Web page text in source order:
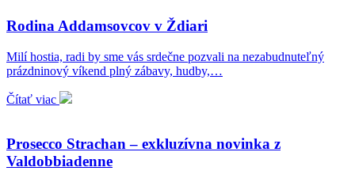
Rodina Addamsovcov v Ždiari
Milí hostia, radi by sme vás srdečne pozvali na nezabudnuteľný
prázdninový víkend plný zábavy, hudby,…
Čítať viac
Prosecco Strachan – exkluzívna novinka z
Valdobbiadenne